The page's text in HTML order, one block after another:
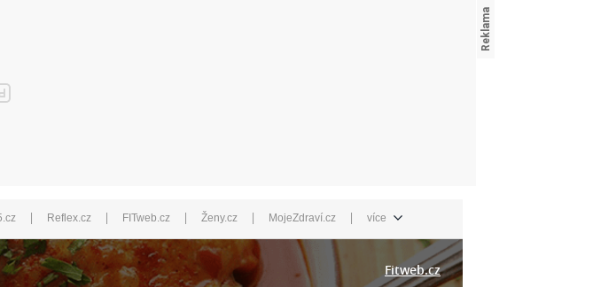
| Reflex.cz | FITweb.cz | Ženy.cz | MojeZdraví.cz | více
Fitweb.cz